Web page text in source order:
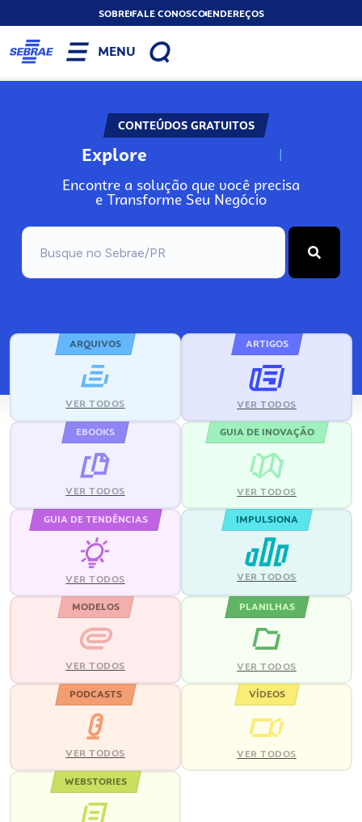
SOBREFALE CONOSCOENDEREÇOS
MENU
CONTEÚDOS GRATUITOS
Explore N
Encontre a solução que você precisa
e Transforme Seu Negócio
ARQUIVOS
VER TODOS
ARTIGOS
VER TODOS
EBOOKS
VER TODOS
GUIA DE INOVAÇÃO
VER TODOS
GUIA DE TENDÊNCIAS
VER TODOS
IMPULSIONA
VER TODOS
MODELOS
VER TODOS
PLANILHAS
VER TODOS
PODCASTS
VER TODOS
VÍDEOS
VER TODOS
WEBSTORIES